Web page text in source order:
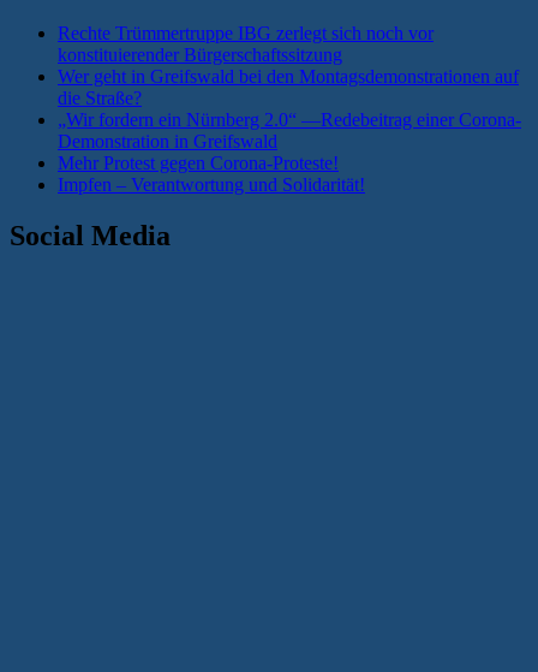
Rechte Trümmertruppe IBG zerlegt sich noch vor
konstituierender Bürgerschaftssitzung
Wer geht in Greifswald bei den Montagsdemonstrationen auf
die Straße?
„Wir fordern ein Nürnberg 2.0“ —Redebeitrag einer Corona-
Demonstration in Greifswald
Mehr Protest gegen Corona-Proteste!
Impfen – Verantwortung und Solidarität!
Social Media